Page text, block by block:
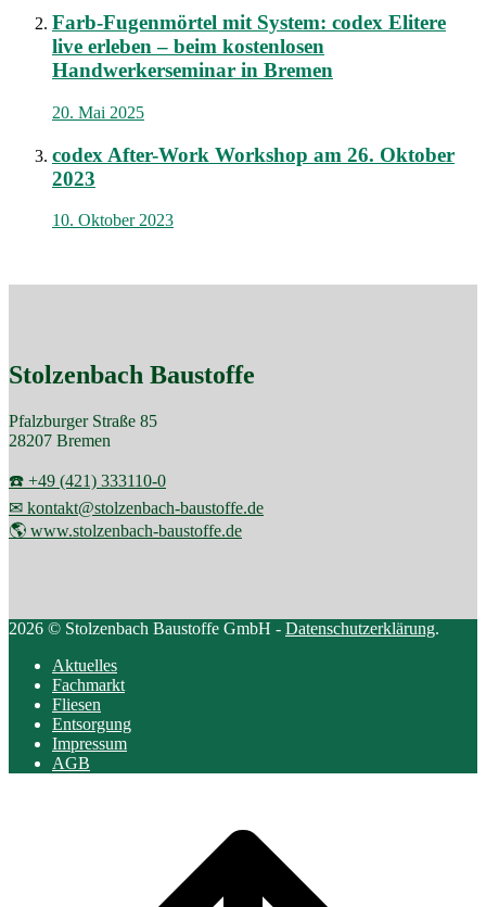
Farb-Fugenmörtel mit System: codex Elitere
live erleben – beim kostenlosen
Handwerkerseminar in Bremen
20. Mai 2025
codex After-Work Workshop am 26. Oktober
2023
10. Oktober 2023
Stolzenbach Baustoffe
Pfalzburger Straße 85
28207 Bremen
☎️ +49 (421) 333110-0
✉ kontakt@stolzenbach-baustoffe.de
🌎 www.stolzenbach-baustoffe.de
2026 © Stolzenbach Baustoffe GmbH - Datenschutzerklärung.
Aktuelles
Fachmarkt
Fliesen
Entsorgung
Impressum
AGB